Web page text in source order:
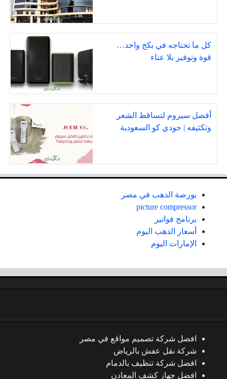
كل ما تحتاجه في بكج واحد…
قوة وتوفير بلا عناء
أفضل سيروم لتساقط الشعر
وتكثيفه | جودي كو السعودية
بورصة الذهب في مصر
picture compressor
برنامج فواتير
أسعار الذهب اليوم
الإمارات اليوم
افضل شركة تصميم مواقع في مصر
شركة نقل عفش بالرياض
افضل شركة تنظيف بالدمام
افضل جهاز كشف المعادن